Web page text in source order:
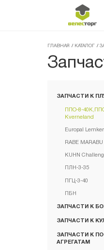
ГЛАВНАЯ / КАТАЛОГ /
ЗАПЧАСТИ К
ППО-8-
Kverneland
Europal
RABE MARABU
KUHN
ПЛН-3-35
ПГЦ-3-40
ПБН
ЗАПЧАСТИ К
ЗАПЧАСТИ К
ЗАПЧАСТИ К
АГРЕГАТАМ